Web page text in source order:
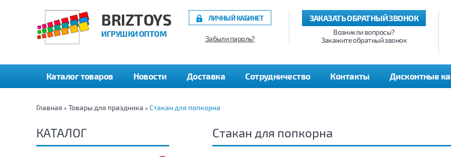
BRIZTOYS
ИГРУШКИ ОПТОМ
ЗАКАЗАТЬ ОБРАТНЫЙ ЗВОНОК
Возникли вопросы?
Закажите обратный звонок
ЛИЧНЫЙ КАБИНЕТ
Забыли пароль?
Каталог товаров Новости Доставка Сотрудничество Контакты Дисконтные
Главная » Товары для праздника » Стакан для попкорна
КАТАЛОГ Стакан для попкорна